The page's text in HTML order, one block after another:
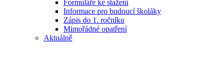
Formuláře ke stažení
Informace pro budoucí školáky
Zápis do 1. ročníku
Mimořádné opatření
Aktuálně